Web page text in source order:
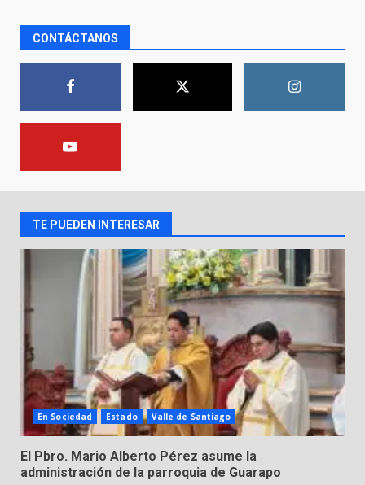
asume la administración de la
parroquia de Guarapo
5 de agosto de 2026
2
FUEGO A LA SECRETARÍA DE LA
5 de agosto de 2026
Muere peatón arrollado por
motociclista en Yuriria
4 de agosto de 2026
4
Valle de Santiago despide a
José Antonio Villanueva
Cárdenas, “El Puma”
3 de agosto de 2026
Hombre pierde la vida en
tabiquera
CONTÁCTANOS
TE PUEDEN INTERESAR
En Sociedad Estado Valle de Santiago
El Pbro. Mario Alberto Pérez asume la
administración de la parroquia de Guarapo